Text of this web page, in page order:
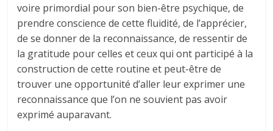
voire primordial pour son bien-être psychique, de
prendre conscience de cette fluidité, de l’apprécier,
de se donner de la reconnaissance, de ressentir de
la gratitude pour celles et ceux qui ont participé à la
construction de cette routine et peut-être de
trouver une opportunité d’aller leur exprimer une
reconnaissance que l’on ne souvient pas avoir
exprimé auparavant.